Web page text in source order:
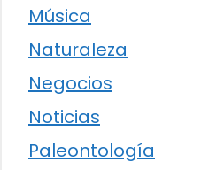
Música
Naturaleza
Negocios
Noticias
Paleontología